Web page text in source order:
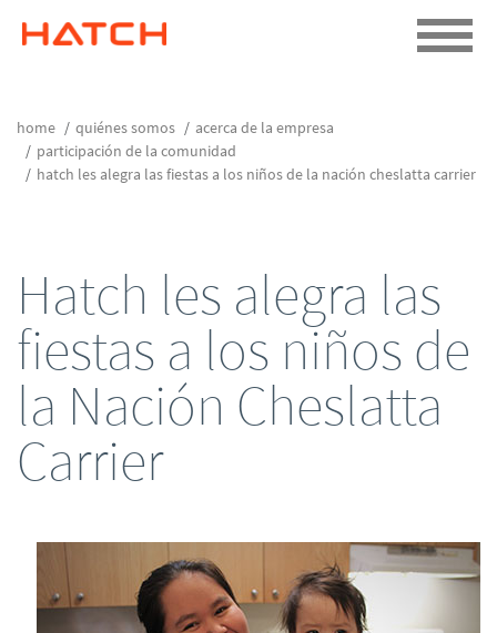
home quiénes somos
acerca de la empresa
participación de la comunidad
hatch les alegra las fiestas a los niños de la nación cheslatta carrier
Hatch les alegra las
fiestas a los niños de
la Nación Cheslatta
Carrier